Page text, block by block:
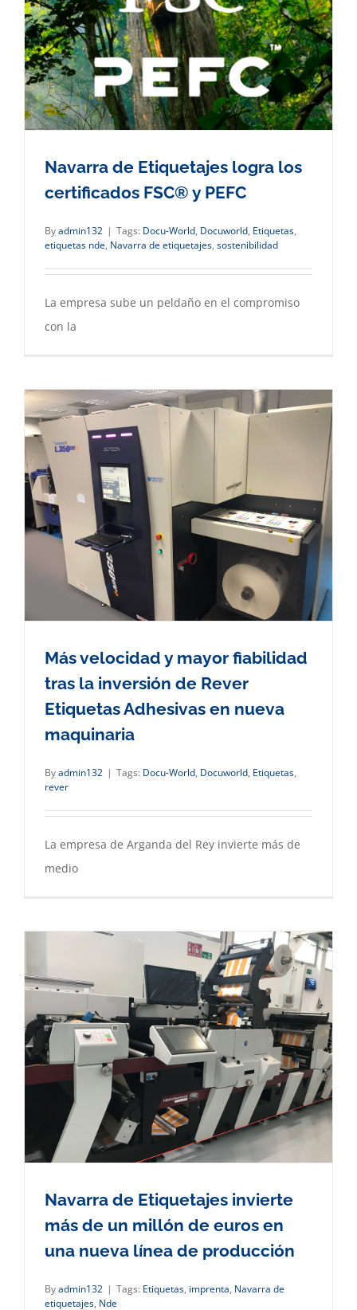
Navarra de Etiquetajes logra los
certificados FSC® y PEFC
Byadmin132 | Tags: Docu-World, Docuworld, Etiquetas,
etiquetas nde, Navarra de etiquetajes, sostenibilidad
La empresa sube un peldaño en el compromiso
con la
Más velocidad y mayor fiabilidad
tras la inversión de Rever
Etiquetas Adhesivas en nueva
maquinaria
Byadmin132 | Tags: Docu-World, Docuworld, Etiquetas,
rever
La empresa de Arganda del Rey invierte más de
medio
Navarra de Etiquetajes invierte
más de un millón de euros en
una nueva línea de producción
Byadmin132 | Tags: Etiquetas, imprenta, Navarra de
etiquetajes, Nde